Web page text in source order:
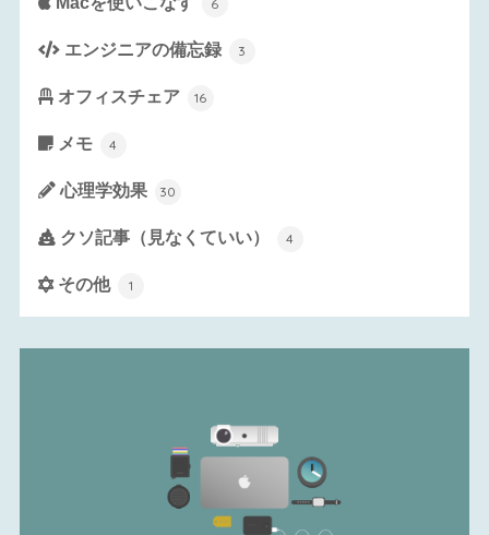
6
エンジニアの備忘録 3
オフィスチェア 16
メモ 4
心理学効果 30
クソ記事（見なくていい） 4
その他 1